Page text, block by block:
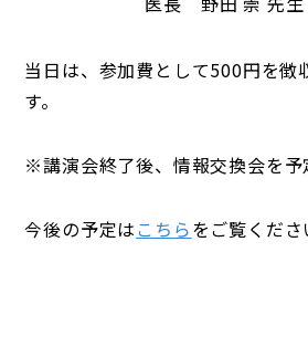
当日は、参加費として500円を徴
す。
※講演会終了後、情報交換会を予
今後の予定は こちらをご覧くださ